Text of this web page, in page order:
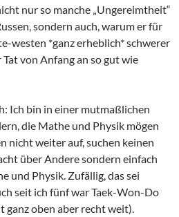
nur so manche „Ungereimtheit“
sondern auch, warum er für
westen *ganz erheblich* schwerer
von Anfang an so gut wie
Ich bin in einer mutmaßlichen
die Mathe und Physik mögen
nicht weiter auf, suchen keinen
über Andere sondern einfach
und Physik. Zufällig, das sei
seit ich fünf war Taek-Won-Do
oben aber recht weit).